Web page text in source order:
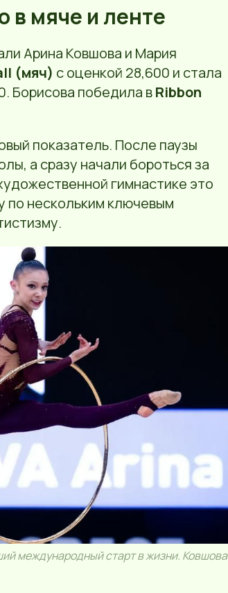
в мяче и ленте
Арина Ковшова и Мария
(мяч) с оценкой 28,600 и стала
Борисова победила вRibbon
показатель. После паузы
а сразу начали бороться за
гимнастике это
по нескольким ключевым
международный старт в жизни. Ковшова